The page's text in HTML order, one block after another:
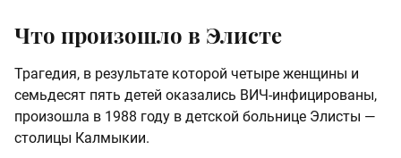
Что произошло в Элисте
Трагедия, в результате которой четыре женщины и
семьдесят пять детей оказались ВИЧ-инфицированы,
произошла в 1988 году в детской больнице Элисты —
столицы Калмыкии.